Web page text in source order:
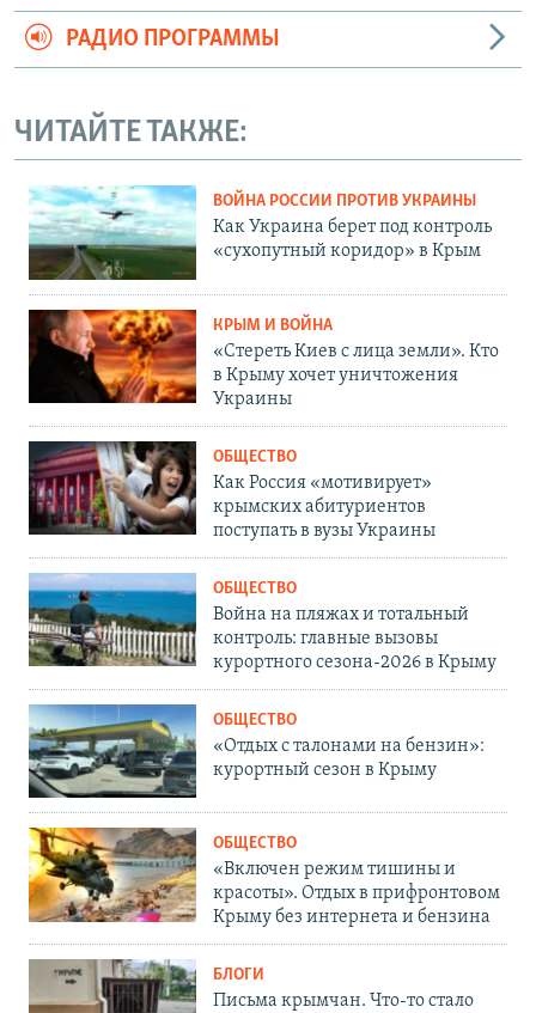
РАДИО ПРОГРАММЫ
ЧИТАЙТЕ ТАКЖЕ:
ВОЙНА РОССИИ ПРОТИВ УКРАИНЫ
Как Украина берет под контроль
«сухопутный коридор» в Крым
КРЫМ И ВОЙНА
«Стереть Киев с лица земли». Кто
в Крыму хочет уничтожения
Украины
ОБЩЕСТВО
Как Россия «мотивирует»
крымских абитуриентов
поступать в вузы Украины
ОБЩЕСТВО
Война на пляжах и тотальный
контроль: главные вызовы
курортного сезона-2026 в Крыму
ОБЩЕСТВО
«Отдых с талонами на бензин»:
курортный сезон в Крыму
ОБЩЕСТВО
«Включен режим тишины и
красоты». Отдых в прифронтовом
Крыму без интернета и бензина
БЛОГИ
Письма крымчан. Что-то стало